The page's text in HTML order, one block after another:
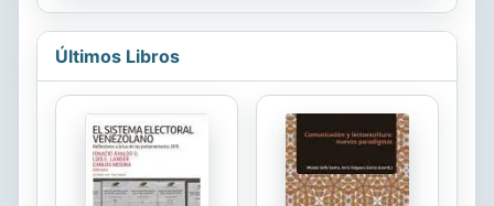
a aquel ...
guerras carlistas.
Últimos Libros